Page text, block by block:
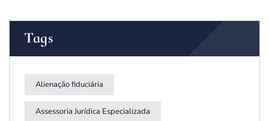
Tags
Alienação fiduciária
Assessoria Jurídica Especializada